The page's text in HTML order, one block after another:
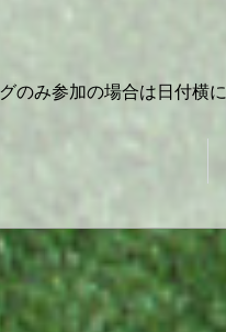
のみ参加の場合は日付横